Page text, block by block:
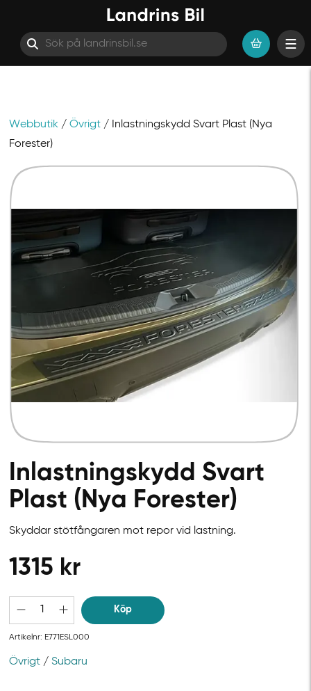
Hoppa till innehåll
Webbutik /Övrigt / Inlastningskydd Svart Plast (Nya
Forester)
Inlastningskydd Svart
Plast (Nya Forester)
Skyddar stötfångaren mot repor vid lastning.
1315 kr
Köp
Artikelnr: E771ESL000
Övrigt /Subaru